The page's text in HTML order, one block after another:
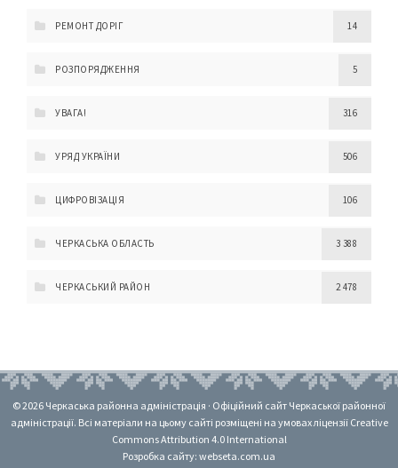
РЕМОНТ ДОРІГ 14
РОЗПОРЯДЖЕННЯ 5
УВАГА! 316
УРЯД УКРАЇНИ 506
ЦИФРОВІЗАЦІЯ 106
ЧЕРКАСЬКА ОБЛАСТЬ 3 388
ЧЕРКАСЬКИЙ РАЙОН 2 478
© 2026 Черкаська районна адміністрація · Офіційний сайт Черкаської районної
адміністрації. Всі матеріали на цьому сайті розміщені на умовах ліцензії Creative
Commons Attribution 4.0 International
Розробка сайту: webseta.com.ua